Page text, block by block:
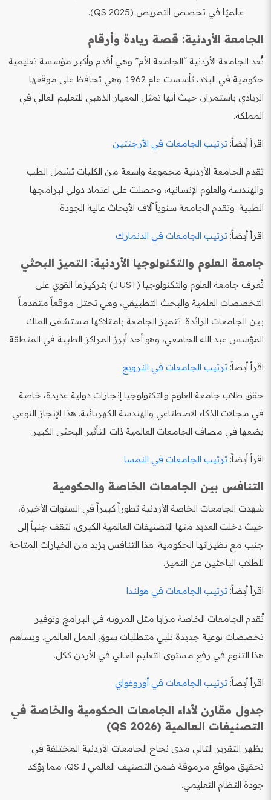
عالميًا في تخصص التمريض (QS 2025).
الجامعة الأردنية: قصة ريادة وأرقام
تُعد الجامعة الأردنية “الجامعة الأم” وهي أقدم وأكبر مؤسسة تعليمية
حكومية في البلاد، تأسست عام 1962. وهي تحافظ على موقعها
الريادي باستمرار، حيث أنها تمثل المعيار الذهبي للتعليم العالي في
المملكة.
اقرأ أيضاً: ترتيب الجامعات في الأرجنتين
تقدم الجامعة الأردنية مجموعة واسعة من الكليات تشمل الطب
والهندسة والعلوم الإنسانية، وحصلت على اعتماد دولي لبرامجها
الطبية. وتقدم الجامعة سنوياً آلاف الأبحاث عالية الجودة.
اقرأ أيضاً: ترتيب الجامعات في الدنمارك
جامعة العلوم والتكنولوجيا الأردنية: التميز البحثي
تُعرف جامعة العلوم والتكنولوجيا (JUST) بتركيزها القوي على
التخصصات العلمية والبحث التطبيقي، وهي تحتل موقعاً متقدماً
بين الجامعات الرائدة. تتميز الجامعة بامتلاكها مستشفى الملك
المؤسس عبد الله الجامعي، وهو أحد أبرز المراكز الطبية في المنطقة.
اقرأ أيضاً: ترتيب الجامعات في النرويج
حقق طلاب جامعة العلوم والتكنولوجيا إنجازات دولية عديدة، خاصة
في مجالات الذكاء الاصطناعي والهندسة الكهربائية. هذا الإنجاز النوعي
يضعها في مصاف الجامعات العالمية ذات التأثير البحثي الكبير.
اقرأ أيضاً: ترتيب الجامعات في النمسا
التنافس بين الجامعات الخاصة والحكومية
شهدت الجامعات الخاصة الأردنية تطوراً كبيراً في السنوات الأخيرة،
حيث دخلت العديد منها التصنيفات العالمية الكبرى، لتقف جنباً إلى
جنب مع نظيراتها الحكومية. هذا التنافس يزيد من الخيارات المتاحة
للطلاب الباحثين عن التميز.
اقرأ أيضاً: ترتيب الجامعات في هولندا
تُقدم الجامعات الخاصة مزايا مثل المرونة في البرامج وتوفير
تخصصات نوعية جديدة تلبي متطلبات سوق العمل العالمي. ويساهم
هذا التنوع في رفع مستوى التعليم العالي في الأردن ككل.
اقرأ أيضاً: ترتيب الجامعات في أوروغواي
جدول مقارن لأداء الجامعات الحكومية والخاصة في
التصنيفات العالمية (QS 2026)
يظهر التقرير التالي مدى نجاح الجامعات الأردنية المختلفة في
تحقيق مواقع مرموقة ضمن التصنيف العالمي لـ QS، مما يؤكد
جودة النظام التعليمي.